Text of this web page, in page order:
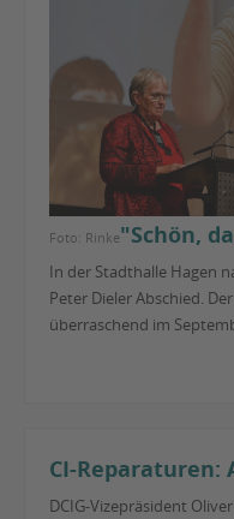
Foto: Rinke"Schön,
In der Stadthalle Hagen
Peter Dieler Abschied.
überraschend im
CI-Reparaturen:
DCIG-Vizepräsident